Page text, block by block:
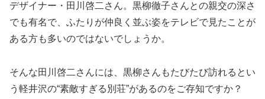
デザイナー・田川啓二さん。黒柳徹子さんとの親交の深さ
でも有名で、ふたりが仲良く並ぶ姿をテレビで見たことが
ある方も多いのではないでしょうか。
そんな田川啓二さんには、黒柳さんもたびたび訪れるとい
う軽井沢の“素敵すぎる別荘”があるのをご存知ですか？